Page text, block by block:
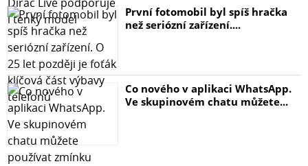
První fotomobil byl spíš hračka
než seriózní zařízení....
Co nového v aplikaci WhatsApp.
Ve skupinovém chatu můžete...